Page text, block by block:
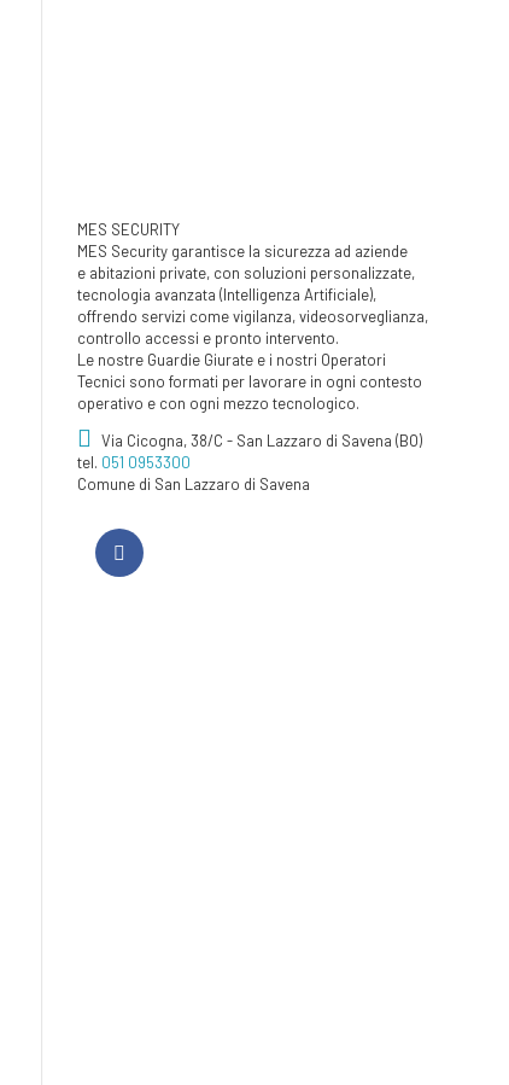
MES SECURITY
MES Security garantisce la sicurezza ad aziende
e abitazioni private, con soluzioni personalizzate,
tecnologia avanzata (Intelligenza Artificiale),
offrendo servizi come vigilanza, videosorveglianza,
controllo accessi e pronto intervento.
Le nostre Guardie Giurate e i nostri Operatori
Tecnici sono formati per lavorare in ogni contesto
operativo e con ogni mezzo tecnologico.
Via Cicogna, 38/C - San Lazzaro di Savena (BO)
tel. 051 0953300
Comune di San Lazzaro di Savena